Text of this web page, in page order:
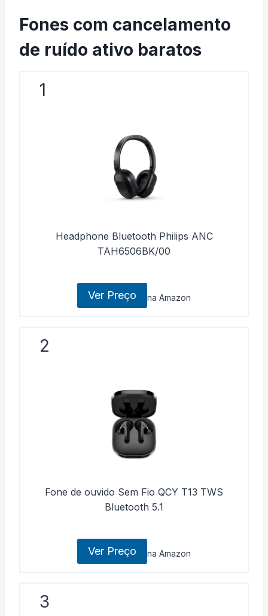
Fones com cancelamento
de ruído ativo baratos
1
Headphone Bluetooth Philips ANC
TAH6506BK/00
Ver Preço na Amazon
2
Fone de ouvido Sem Fio QCY T13 TWS
Bluetooth 5.1
Ver Preço na Amazon
3